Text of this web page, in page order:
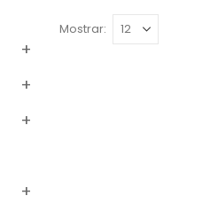
Mostrar: